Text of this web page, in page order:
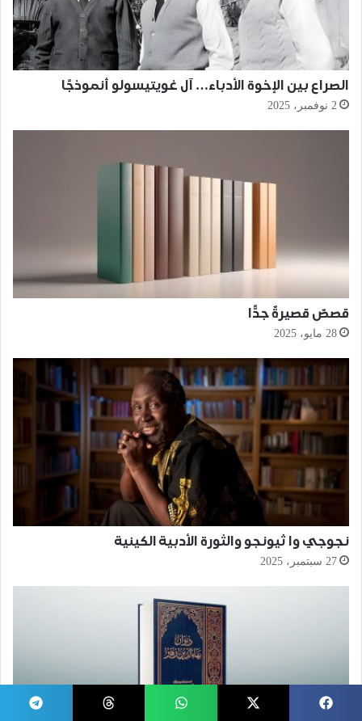
الصراع بين الإخوة الأدباء… آل غويتيسولو أنموذجًا
2 نوفمبر، 2025
قصصٌ قصيرةٌ جدًّا
28 مايو، 2025
نجوجي وا ثيونجو والثورة الأدبية الكينية
27 سبتمبر، 2025